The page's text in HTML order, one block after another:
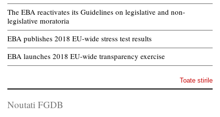
The EBA reactivates its Guidelines on legislative and non-
legislative moratoria
EBA publishes 2018 EU-wide stress test results
EBA launches 2018 EU-wide transparency exercise
Toate stirile
Noutati FGDB